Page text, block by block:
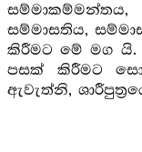
සම්මාසතිය,
කිරීමට මේ මග
පසක් කිරීමට
ඇවැත්නි,